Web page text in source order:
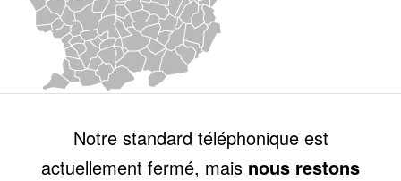
Notre standard téléphonique est
actuellement fermé, mais nous restons